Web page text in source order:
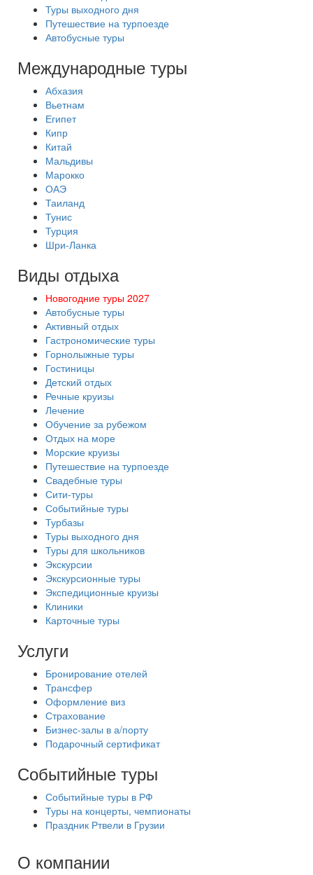
Туры выходного дня
Путешествие на турпоезде
Автобусные туры
Международные туры
Абхазия
Вьетнам
Египет
Кипр
Китай
Мальдивы
Марокко
ОАЭ
Таиланд
Тунис
Турция
Шри-Ланка
Виды отдыха
Новогодние туры 2027
Автобусные туры
Активный отдых
Гастрономические туры
Горнолыжные туры
Гостиницы
Детский отдых
Речные круизы
Лечение
Обучение за рубежом
Отдых на море
Морские круизы
Путешествие на турпоезде
Свадебные туры
Сити-туры
Событийные туры
Турбазы
Туры выходного дня
Туры для школьников
Экскурсии
Экскурсионные туры
Экспедиционные круизы
Клиники
Карточные туры
Услуги
Бронирование отелей
Трансфер
Оформление виз
Страхование
Бизнес-залы в а/порту
Подарочный сертификат
Событийные туры
Событийные туры в РФ
Туры на концерты, чемпионаты
Праздник Ртвели в Грузии
О компании